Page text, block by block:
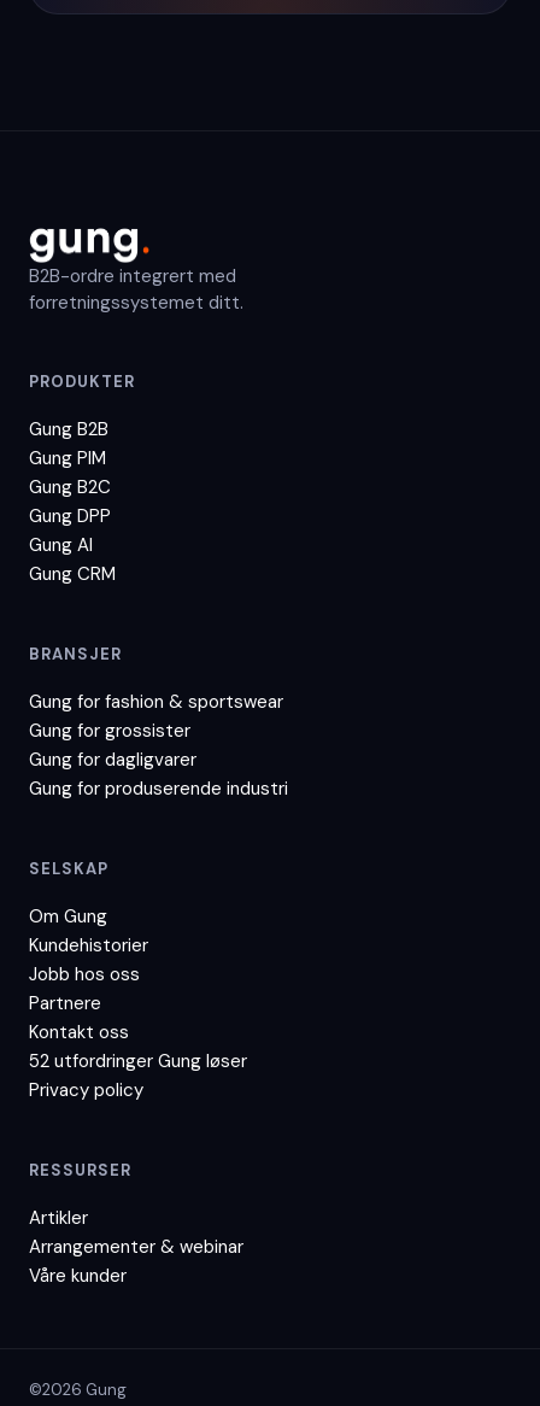
B2B-ordre integrert med
forretningssystemet ditt.
PRODUKTER
Gung B2B
Gung PIM
Gung B2C
Gung DPP
Gung AI
Gung CRM
BRANSJER
Gung for fashion & sportswear
Gung for grossister
Gung for dagligvarer
Gung for produserende industri
SELSKAP
Om Gung
Kundehistorier
Jobb hos oss
Partnere
Kontakt oss
52 utfordringer Gung løser
Privacy policy
RESSURSER
Artikler
Arrangementer & webinar
Våre kunder
©2026 Gung